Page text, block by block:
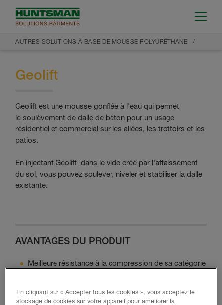
AUTRES SOLUTIONS À BASE DE MOUSSE POLYURÉTHANE
Geolift
Geolift est une mousse gonflée à l'eau qui permet
le soulèvement de dalle de béton pour un usage
résidentiel et commercial sur les allées, les trottoirs et les
patios.
En injectant Geolift dans le vide créé par l'affaissement
du sol, vous pouvez soulever, niveler et stabiliser la dalle
existante.
AVANTAGES DU PRODUIT
Meilleure résistance à la compression de sa catégorie
0oC
En cliquant sur « Accepter tous les cookies », vous acceptez le
stockage de cookies sur votre appareil pour améliorer la